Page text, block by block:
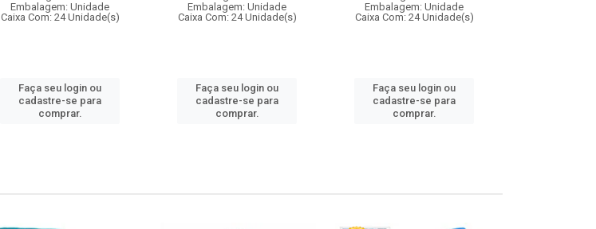
Embalagem: Unidade
Caixa Com: 24 Unidade(s)
Faça seu login ou
cadastre-se para
comprar.
Embalagem: Unidade
Caixa Com: 24 Unidade(s)
Faça seu login ou
cadastre-se para
comprar.
Embalagem: Unidade
Caixa Com: 24 Unidade(s)
Faça seu login ou
cadastre-se para
comprar.